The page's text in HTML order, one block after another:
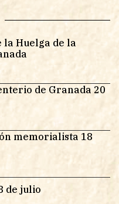
la Huelga de la
de Granada 20
memorialista 18
de julio